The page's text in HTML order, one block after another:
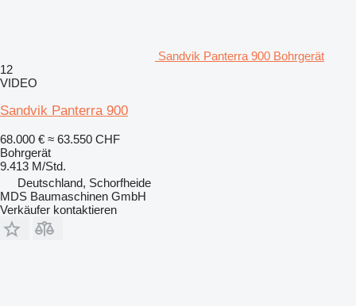
Sandvik Panterra 900 Bohrgerät
12
VIDEO
Sandvik Panterra 900
68.000 € ≈ 63.550 CHF
Bohrgerät
9.413 M/Std.
Deutschland, Schorfheide
MDS Baumaschinen GmbH
Verkäufer kontaktieren